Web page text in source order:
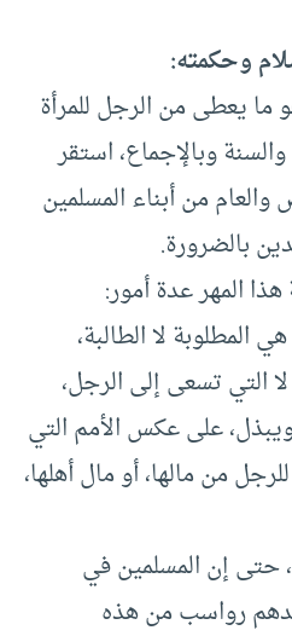
وحكمته:
ما يعطى من الرجل للمرأة
وبالإجماع، استقر
من أبناء المسلمين
بالضرورة.
المهر عدة أمور:
المطلوبة لا الطالبة،
التي تسعى إلى الرجل،
على عكس الأمم التي
من مالها، أو مال أهلها،
حتى إن المسلمين في
رواسب من هذه